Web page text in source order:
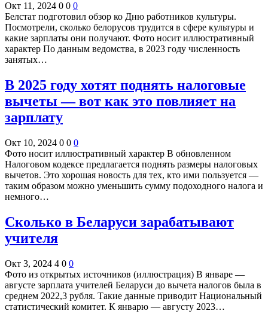
Окт 11, 2024 0 0 0
Белстат подготовил обзор ко Дню работников культуры.
Посмотрели, сколько белорусов трудится в сфере культуры и
какие зарплаты они получают. Фото носит иллюстративный
характер По данным ведомства, в 2023 году численность
занятых…
В 2025 году хотят поднять налоговые
вычеты — вот как это повлияет на
зарплату
Окт 10, 2024 0 0 0
Фото носит иллюстративный характер В обновленном
Налоговом кодексе предлагается поднять размеры налоговых
вычетов. Это хорошая новость для тех, кто ими пользуется —
таким образом можно уменьшить сумму подоходного налога и
немного…
Сколько в Беларуси зарабатывают
учителя
Окт 3, 2024 4 0 0
Фото из открытых источников (иллюстрация) В январе —
августе зарплата учителей Беларуси до вычета налогов была в
среднем 2022,3 рубля. Такие данные приводит Национальный
статистический комитет. К январю — августу 2023…